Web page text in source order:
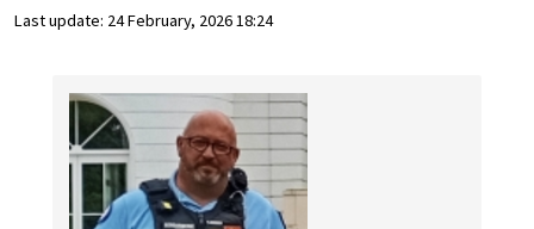
Last update: 24 February, 2026 18:24